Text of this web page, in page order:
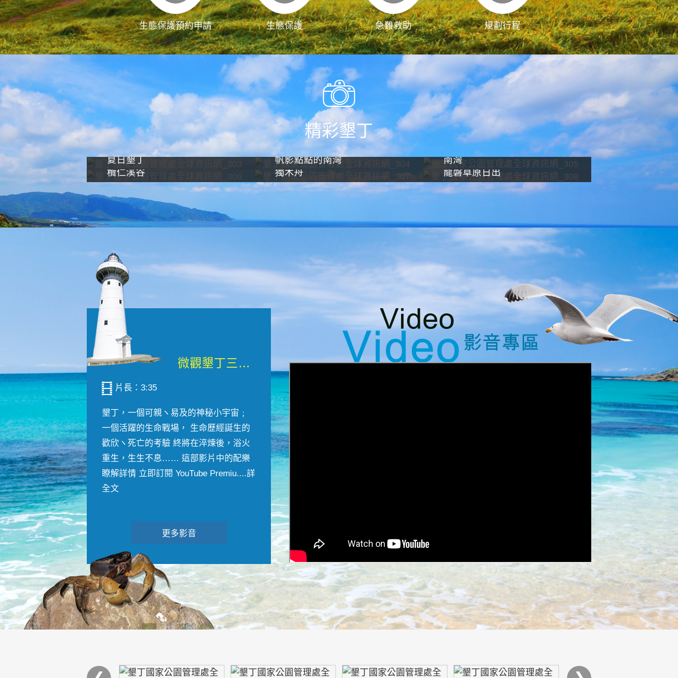
生態保護預約申請 生態保護 急難救助 規劃行程 影像直播
精彩墾丁
夏日墾丁 帆影點點的南灣
南灣
欖仁溪谷
獨木舟 龍磐草原日出
微觀墾丁三部曲 重生....
片長：3:35
墾丁，一個可親ヽ易及的神秘小宇宙﹔
一個活躍的生命戰場， 生命歷經誕生的
歡欣ヽ死亡的考驗 終將在淬煉後，浴火
重生，生生不息…… 這部影片中的配樂
瞭解詳情 立即訂閱 YouTube Premiu....詳
全文
更多影音